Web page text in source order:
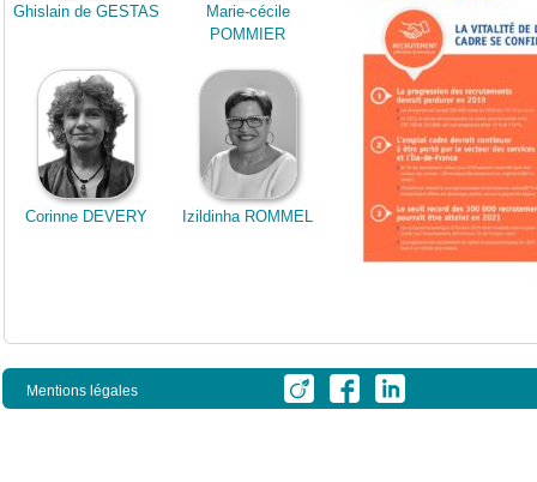
Ghislain de GESTAS
Marie-cécile
POMMIER
Corinne DEVERY Izildinha ROMMEL
Mentions légales